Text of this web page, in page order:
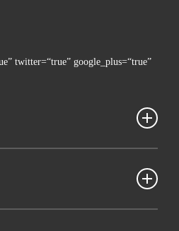
twitter=“true” google_plus=“true”